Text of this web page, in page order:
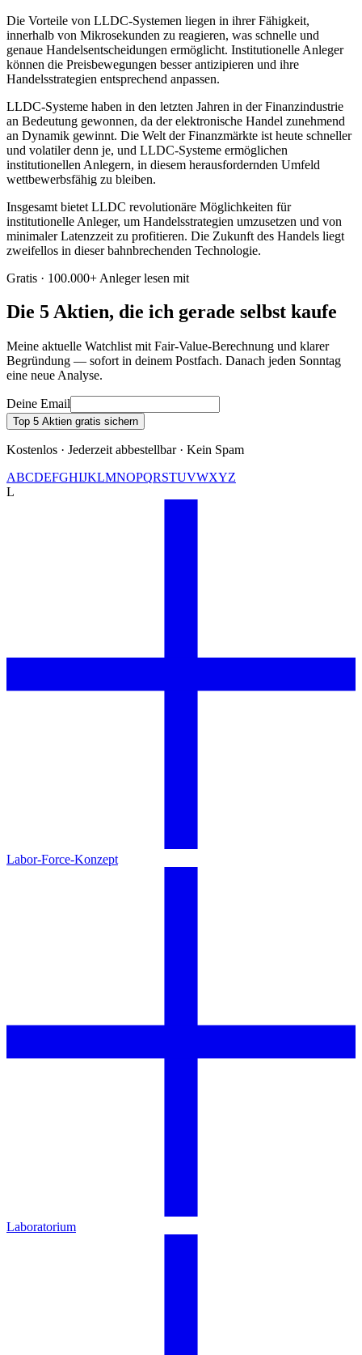
Die Vorteile von LLDC-Systemen liegen in ihrer Fähigkeit,
innerhalb von Mikrosekunden zu reagieren, was schnelle und
genaue Handelsentscheidungen ermöglicht. Institutionelle Anleger
können die Preisbewegungen besser antizipieren und ihre
Handelsstrategien entsprechend anpassen.
LLDC-Systeme haben in den letzten Jahren in der Finanzindustrie
an Bedeutung gewonnen, da der elektronische Handel zunehmend
an Dynamik gewinnt. Die Welt der Finanzmärkte ist heute schneller
und volatiler denn je, und LLDC-Systeme ermöglichen
institutionellen Anlegern, in diesem herausfordernden Umfeld
wettbewerbsfähig zu bleiben.
Insgesamt bietet LLDC revolutionäre Möglichkeiten für
institutionelle Anleger, um Handelsstrategien umzusetzen und von
minimaler Latenzzeit zu profitieren. Die Zukunft des Handels liegt
zweifellos in dieser bahnbrechenden Technologie.
Gratis · 100.000+ Anleger lesen mit
Die 5 Aktien, die ich gerade selbst kaufe
Meine aktuelle Watchlist mit Fair-Value-Berechnung und klarer
Begründung — sofort in deinem Postfach. Danach jeden Sonntag
eine neue Analyse.
Deine Email
Top 5 Aktien gratis sichern
Kostenlos · Jederzeit abbestellbar · Kein Spam
ABCDEFGHIJKLMNOPQRSTUVWXYZ
L
Labor-Force-Konzept
Laboratorium